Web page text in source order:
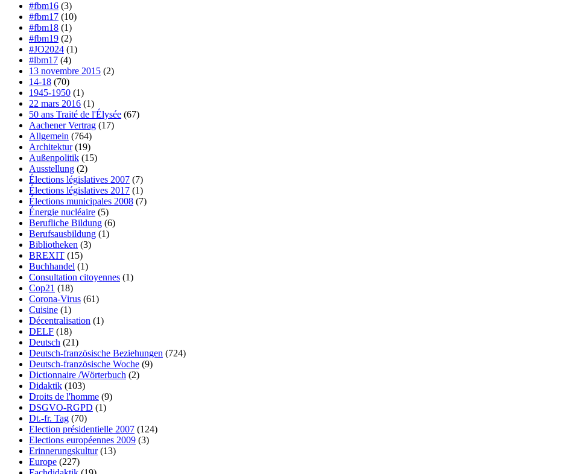
#fbm16 (3)
#fbm17 (10)
#fbm18 (1)
#fbm19 (2)
#JO2024 (1)
#lbm17 (4)
13 novembre 2015 (2)
14-18 (70)
1945-1950 (1)
22 mars 2016 (1)
50 ans Traité de l'Élysée (67)
Aachener Vertrag (17)
Allgemein (764)
Architektur(19)
Außenpolitik (15)
Ausstellung (2)
Élections législatives 2007 (7)
Élections législatives 2017 (1)
Élections municipales 2008 (7)
Énergie nucléaire (5)
Berufliche Bildung (6)
Berufsausbildung (1)
Bibliotheken (3)
BREXIT (15)
Buchhandel (1)
Consultation citoyennes (1)
Cop21 (18)
Corona-Virus (61)
Cuisine (1)
Décentralisation (1)
DELF (18)
Deutsch (21)
Deutsch-französische Beziehungen (724)
Deutsch-französische Woche (9)
Dictionnaire /Wörterbuch (2)
Didaktik (103)
Droits de l'homme (9)
DSGVO-RGPD (1)
Dt.-fr. Tag (70)
Election présidentielle 2007 (124)
Elections européennes 2009 (3)
Erinnerungskultur(13)
Europe (227)